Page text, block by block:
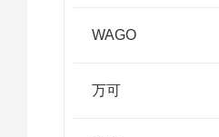
WAGO
万可